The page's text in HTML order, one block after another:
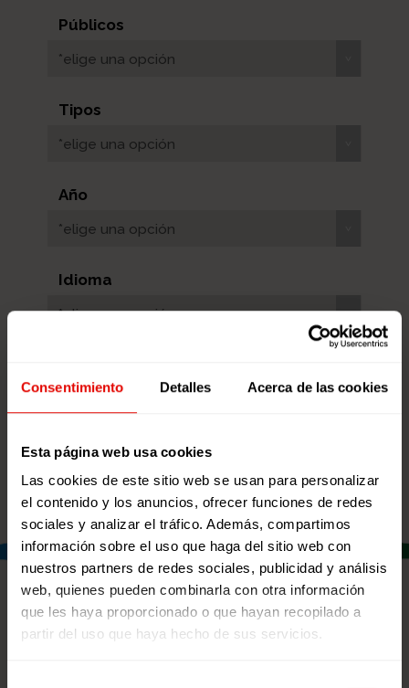
Consentimiento Detalles Acerca de las cookies
Esta página web usa cookies
Las cookies de este sitio web se usan para personalizar
el contenido y los anuncios, ofrecer funciones de redes
sociales y analizar el tráfico. Además, compartimos
información sobre el uso que haga del sitio web con
nuestros partners de redes sociales, publicidad y análisis
web, quienes pueden combinarla con otra información
que les haya proporcionado o que hayan recopilado a
partir del uso que haya hecho de sus servicios.
Públicos
*elige una opción
Tipos
*elige una opción
Año
*elige una opción
Idioma
*elige una opción
RECURSOS DESTACADOS